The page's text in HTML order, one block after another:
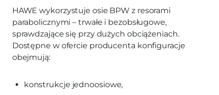
HAWE wykorzystuje osie BPW z resorami
parabolicznymi – trwałe i bezobsługowe,
sprawdzające się przy dużych obciążeniach.
Dostępne w ofercie producenta konfiguracje
obejmują:
konstrukcje jednoosiowe,